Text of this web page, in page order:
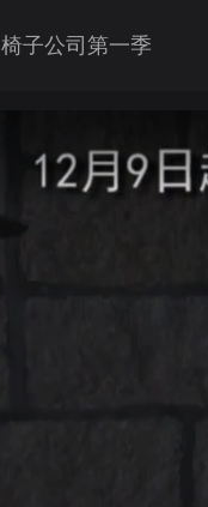
椅子公司第一季